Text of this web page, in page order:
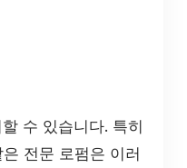
수 있습니다. 특히
은 전문 로펌은 이러